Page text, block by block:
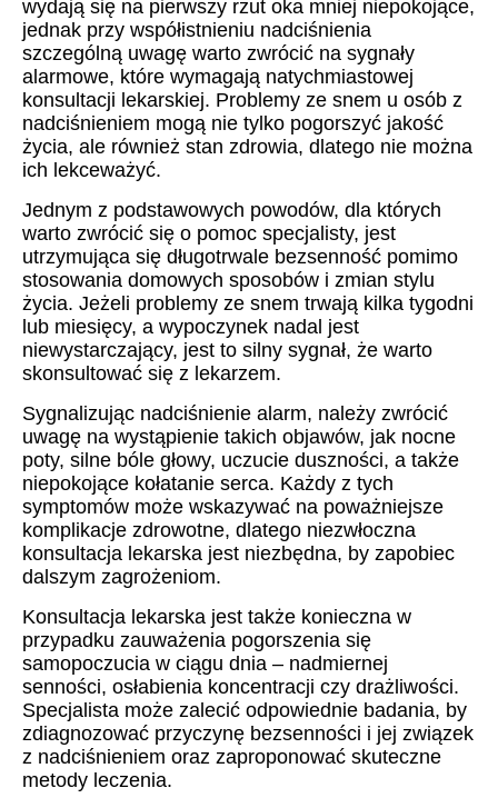
wydają się na pierwszy rzut oka mniej niepokojące,
jednak przy współistnieniu nadciśnienia
szczególną uwagę warto zwrócić na sygnały
alarmowe, które wymagają natychmiastowej
konsultacji lekarskiej. Problemy ze snem u osób z
nadciśnieniem mogą nie tylko pogorszyć jakość
życia, ale również stan zdrowia, dlatego nie można
ich lekceważyć.
Jednym z podstawowych powodów, dla których
warto zwrócić się o pomoc specjalisty, jest
utrzymująca się długotrwale bezsenność pomimo
stosowania domowych sposobów i zmian stylu
życia. Jeżeli problemy ze snem trwają kilka tygodni
lub miesięcy, a wypoczynek nadal jest
niewystarczający, jest to silny sygnał, że warto
skonsultować się z lekarzem.
Sygnalizując nadciśnienie alarm, należy zwrócić
uwagę na wystąpienie takich objawów, jak nocne
poty, silne bóle głowy, uczucie duszności, a także
niepokojące kołatanie serca. Każdy z tych
symptomów może wskazywać na poważniejsze
komplikacje zdrowotne, dlatego niezwłoczna
konsultacja lekarska jest niezbędna, by zapobiec
dalszym zagrożeniom.
Konsultacja lekarska jest także konieczna w
przypadku zauważenia pogorszenia się
samopoczucia w ciągu dnia – nadmiernej
senności, osłabienia koncentracji czy drażliwości.
Specjalista może zalecić odpowiednie badania, by
zdiagnozować przyczynę bezsenności i jej związek
z nadciśnieniem oraz zaproponować skuteczne
metody leczenia.